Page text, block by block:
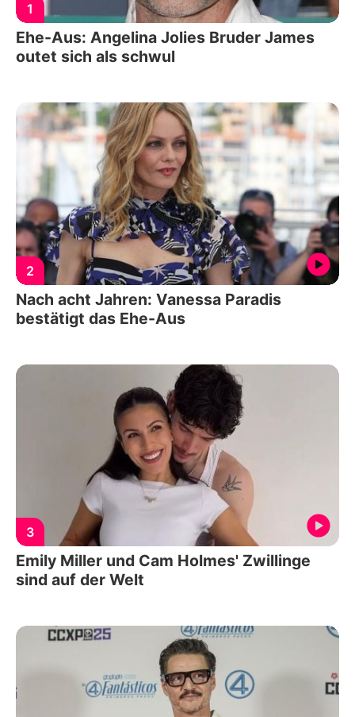
1
Ehe-Aus: Angelina Jolies Bruder James
outet sich als schwul
2
Nach acht Jahren: Vanessa Paradis
bestätigt das Ehe-Aus
3
Emily Miller und Cam Holmes' Zwillinge
sind auf der Welt